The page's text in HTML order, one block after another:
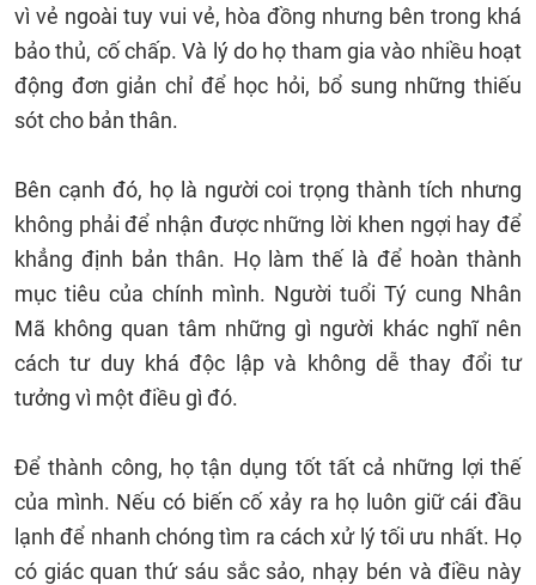
vì vẻ ngoài tuy vui vẻ, hòa đồng nhưng bên trong khá
bảo thủ, cố chấp. Và lý do họ tham gia vào nhiều hoạt
động đơn giản chỉ để học hỏi, bổ sung những thiếu
sót cho bản thân.
Bên cạnh đó, họ là người coi trọng thành tích nhưng
không phải để nhận được những lời khen ngợi hay để
khẳng định bản thân. Họ làm thế là để hoàn thành
mục tiêu của chính mình. Người tuổi Tý cung Nhân
Mã không quan tâm những gì người khác nghĩ nên
cách tư duy khá độc lập và không dễ thay đổi tư
tưởng vì một điều gì đó.
Để thành công, họ tận dụng tốt tất cả những lợi thế
của mình. Nếu có biến cố xảy ra họ luôn giữ cái đầu
lạnh để nhanh chóng tìm ra cách xử lý tối ưu nhất. Họ
có giác quan thứ sáu sắc sảo, nhạy bén và điều này